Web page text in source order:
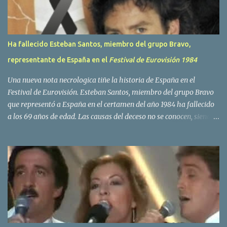
s
Ha fallecido Esteban Santos, miembro del grupo Bravo,
representante de España en el Festival de Eurovisión 1984
Una nueva nota necrologica tiñe la historia de España en el
Festival de Eurovisión. Esteban Santos, miembro del grupo Bravo
que representó a España en el certamen del año 1984 ha fallecido
a los 69 años de edad. Las causas del deceso no se conocen, siendo
traves de las redes sociales. Nacido en Tolosa en 1951, durante su
epoca universitaria en la carrera de empresariales conoció al
estudiante de medicina Luis Villar, comenzando a actuar
juntos,Santos a la guitarra y Villar al piano, sin atreverse a dar el
salto al mercado profesional. Sin embargo esto cambió gracias a la
propia Amaia Saizar, que tras su abandono de Trigo Limpio,